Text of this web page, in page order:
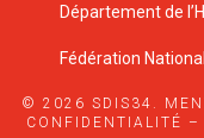
Département de
Fédération
© 2026 SDIS34.
CONFIDENTIALITÉ –